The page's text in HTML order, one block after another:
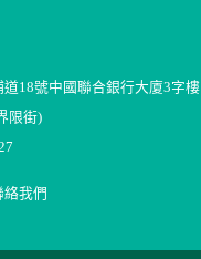
道18號中國聯合銀行大廈3字樓
限街)
絡我們